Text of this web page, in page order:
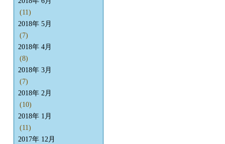
(11)
2018年 5月
(7)
2018年 4月
(8)
2018年 3月
(7)
2018年 2月
(10)
2018年 1月
(11)
2017年 12月